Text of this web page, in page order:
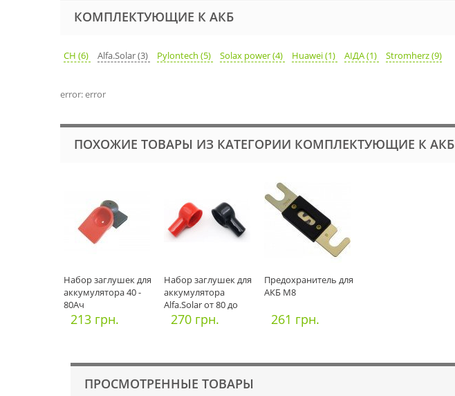
КОМПЛЕКТУЮЩИЕ К АКБ
CH (6) Alfa.Solar (3) Pylontech (5) Solax power (4) Huawei (1) АІДА (1) Stromherz (9)
error: error
ПОХОЖИЕ ТОВАРЫ ИЗ КАТЕГОРИИ КОМПЛЕКТУЮЩИЕ К АКБ
Набор заглушек для
аккумулятора 40 -
80Ач
213 грн.
Набор заглушек для
аккумулятора
Alfa.Solar от 80 до
200Ач
270 грн.
Предохранитель для
АКБ М8
261 грн.
ПРОСМОТРЕННЫЕ ТОВАРЫ